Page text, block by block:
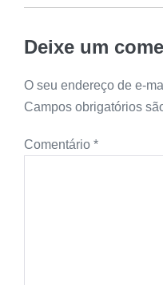
Deixe um
O seu endereço de e-
Campos obrigatórios
Comentário *